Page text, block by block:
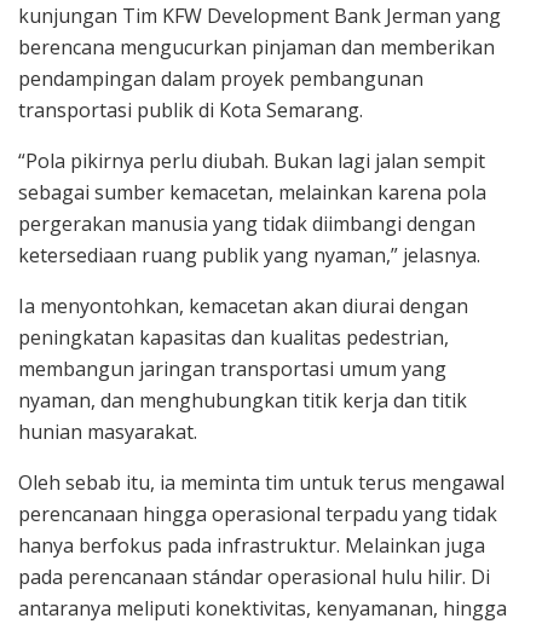
kunjungan Tim KFW Development Bank Jerman yang
berencana mengucurkan pinjaman dan memberikan
pendampingan dalam proyek pembangunan
transportasi publik di Kota Semarang.
“Pola pikirnya perlu diubah. Bukan lagi jalan sempit
sebagai sumber kemacetan, melainkan karena pola
pergerakan manusia yang tidak diimbangi dengan
ketersediaan ruang publik yang nyaman,” jelasnya.
Ia menyontohkan, kemacetan akan diurai dengan
peningkatan kapasitas dan kualitas pedestrian,
membangun jaringan transportasi umum yang
nyaman, dan menghubungkan titik kerja dan titik
hunian masyarakat.
Oleh sebab itu, ia meminta tim untuk terus mengawal
perencanaan hingga operasional terpadu yang tidak
hanya berfokus pada infrastruktur. Melainkan juga
pada perencanaan stándar operasional hulu hilir. Di
antaranya meliputi konektivitas, kenyamanan, hingga